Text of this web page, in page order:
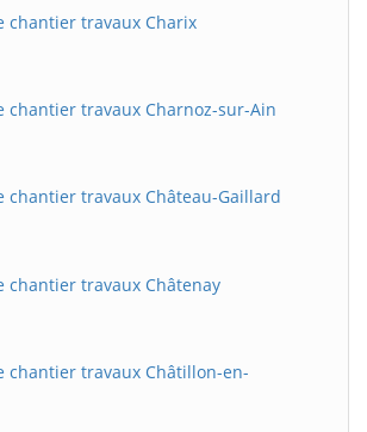
chantier travaux Charix
chantier travaux Charnoz-sur-Ain
chantier travaux Château-Gaillard
chantier travaux Châtenay
chantier travaux Châtillon-en-